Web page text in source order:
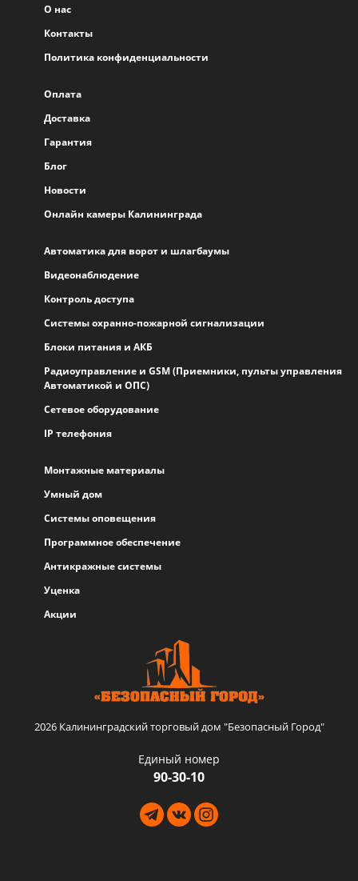
О нас
Контакты
Политика конфиденциальности
Оплата
Доставка
Гарантия
Блог
Новости
Онлайн камеры Калининграда
Автоматика для ворот и шлагбаумы
Видеонаблюдение
Контроль доступа
Системы охранно-пожарной сигнализации
Блоки питания и АКБ
Радиоуправление и GSM (Приемники, пульты управления
Автоматикой и ОПС)
Сетевое оборудование
IP телефония
Монтажные материалы
Умный дом
Системы оповещения
Программное обеспечение
Антикражные системы
Уценка
Акции
2026 Калининградский торговый дом "Безопасный Город"
Единый номер
90-30-10